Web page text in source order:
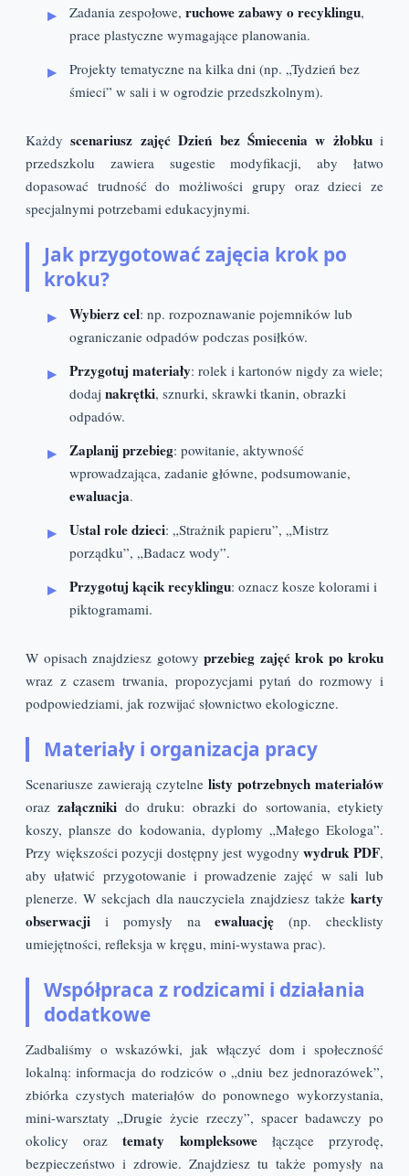
Zadania zespołowe, ruchowe zabawy o recyklingu,
prace plastyczne wymagające planowania.
Projekty tematyczne na kilka dni (np. „Tydzień bez
śmieci” w sali i w ogrodzie przedszkolnym).
Każdyscenariusz zajęć Dzień bez Śmiecenia w żłobkui
przedszkolu zawiera sugestie modyfikacji, aby łatwo
dopasować trudność do możliwości grupy oraz dzieci ze
specjalnymi potrzebami edukacyjnymi.
Jak przygotować zajęcia krok po
kroku?
Wybierz cel: np. rozpoznawanie pojemników lub
ograniczanie odpadów podczas posiłków.
Przygotuj materiały: rolek i kartonów nigdy za wiele;
dodaj nakrętki, sznurki, skrawki tkanin, obrazki
odpadów.
Zaplanij przebieg: powitanie, aktywność
wprowadzająca, zadanie główne, podsumowanie,
ewaluacja.
Ustal role dzieci: „Strażnik papieru”, „Mistrz
porządku”, „Badacz wody”.
Przygotuj kącik recyklingu: oznacz kosze kolorami i
piktogramami.
W opisach znajdziesz gotowy przebieg zajęć krok po kroku
wraz z czasem trwania, propozycjami pytań do rozmowy i
podpowiedziami, jak rozwijać słownictwo ekologiczne.
Materiały i organizacja pracy
Scenariusze zawierają czytelne listy potrzebnych materiałów
orazzałączniki do druku: obrazki do sortowania, etykiety
koszy, plansze do kodowania, dyplomy „Małego Ekologa”.
Przy większości pozycji dostępny jest wygodnywydruk PDF,
aby ułatwić przygotowanie i prowadzenie zajęć w sali lub
plenerze. W sekcjach dla nauczyciela znajdziesz także karty
obserwacji i pomysły naewaluację (np. checklisty
umiejętności, refleksja w kręgu, mini-wystawa prac).
Współpraca z rodzicami i działania
dodatkowe
Zadbaliśmy o wskazówki, jak włączyć dom i społeczność
lokalną: informacja do rodziców o „dniu bez jednorazówek”,
zbiórka czystych materiałów do ponownego wykorzystania,
mini-warsztaty „Drugie życie rzeczy”, spacer badawczy po
okolicy oraztematy kompleksowełączące przyrodę,
bezpieczeństwo i zdrowie. Znajdziesz tu także pomysły na